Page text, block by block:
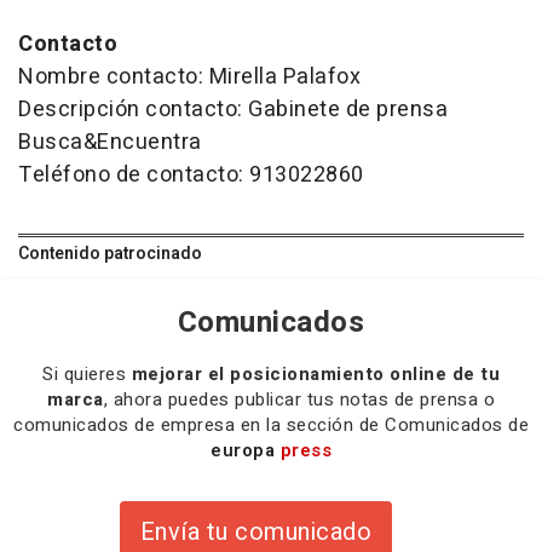
Contacto
Nombre contacto: Mirella Palafox
Descripción contacto: Gabinete de prensa
Busca&Encuentra
Teléfono de contacto: 913022860
Contenido patrocinado
Comunicados
Si quieres mejorar el posicionamiento online de tu
marca, ahora puedes publicar tus notas de prensa o
comunicados de empresa en la sección de Comunicados de
europa press
Envía tu comunicado